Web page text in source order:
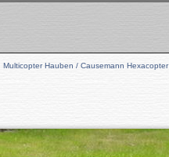
Multicopter Hauben / Causemann Hexacopter